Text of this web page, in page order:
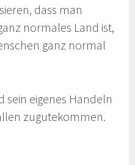
dass man
normales Land ist,
ganz normal
eigenes Handeln
zugutekommen.